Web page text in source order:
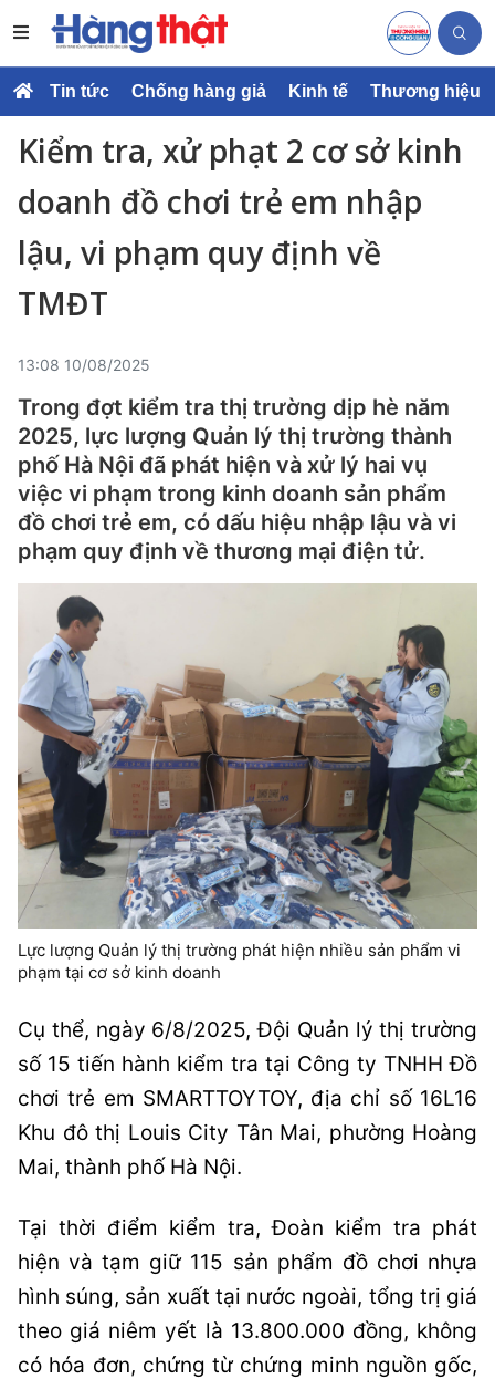
Tin tức Chống hàng giả Kinh tế Thương hiệu
Kiểm tra, xử phạt 2 cơ sở kinh
doanh đồ chơi trẻ em nhập
lậu, vi phạm quy định về
TMĐT
13:08 10/08/2025
Trong đợt kiểm tra thị trường dịp hè năm
2025, lực lượng Quản lý thị trường thành
phố Hà Nội đã phát hiện và xử lý hai vụ
việc vi phạm trong kinh doanh sản phẩm
đồ chơi trẻ em, có dấu hiệu nhập lậu và vi
phạm quy định về thương mại điện tử.
Lực lượng Quản lý thị trường phát hiện nhiều sản phẩm vi
phạm tại cơ sở kinh doanh
Cụ thể, ngày 6/8/2025, Đội Quản lý thị trường
số 15 tiến hành kiểm tra tại Công ty TNHH Đồ
chơi trẻ em SMARTTOYTOY, địa chỉ số 16L16
Khu đô thị Louis City Tân Mai, phường Hoàng
Mai, thành phố Hà Nội.
Tại thời điểm kiểm tra, Đoàn kiểm tra phát
hiện và tạm giữ 115 sản phẩm đồ chơi nhựa
hình súng, sản xuất tại nước ngoài, tổng trị giá
theo giá niêm yết là 13.800.000 đồng, không
có hóa đơn, chứng từ chứng minh nguồn gốc,